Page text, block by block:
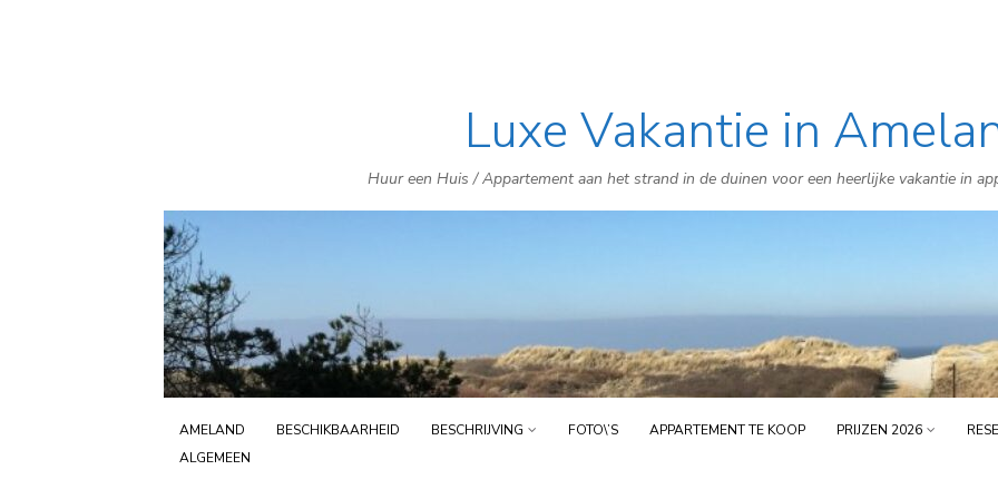
Skip
to
content
Luxe Vakantie in
Huur een Huis / Appartement aan het strand in de duinen voor een heerlijke vakantie in
AMELAND BESCHIKBAARHEID BESCHRIJVING FOTO\’S APPARTEMENT TE KOOP PRIJZEN 2026
ALGEMEEN